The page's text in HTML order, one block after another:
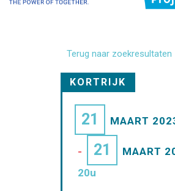
Terug naar zoekresultaten
KORTRIJK
21 MAART
- 21
MAART
20u